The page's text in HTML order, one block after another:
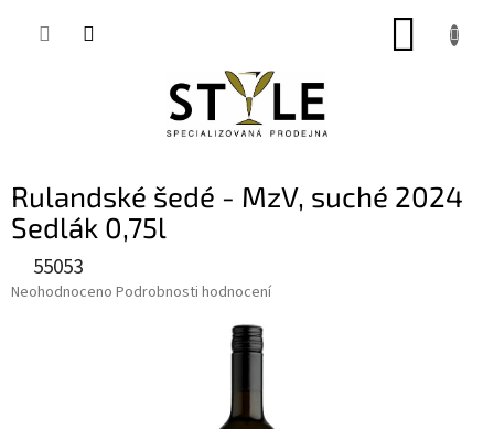
Rulandské šedé - MzV, suché 2024
Sedlák 0,75l
55053
Průměrné
Neohodnoceno Podrobnosti hodnocení